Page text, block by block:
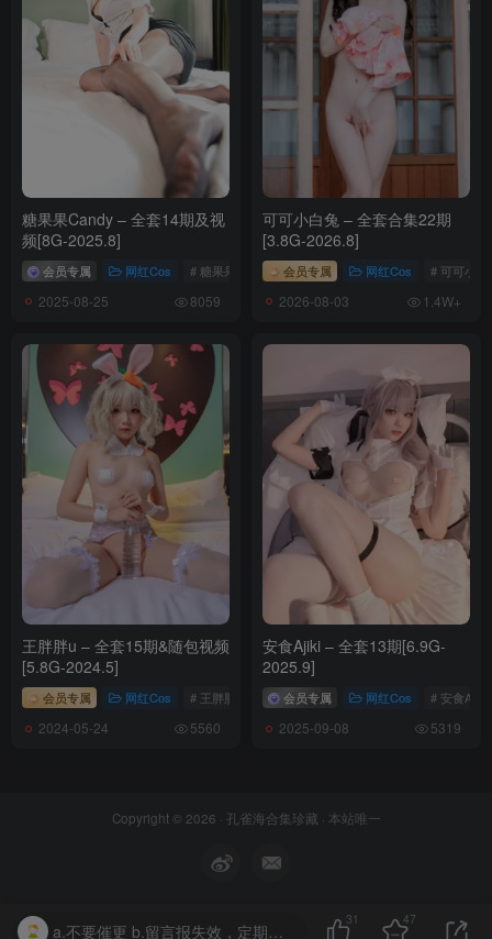
088.[KIMLEMON] SEYEON – VOD.11 [1V／479MB]
087.[KIMLEMON] SEYEON – Vol.02 [90P-477MB]
086.[KIMLEMON] SEYEON – Vol.06 [80P-513MB]
[7.12]
085.[KIMLEMON] QRI – Vol.3 [45P-374MB]
084.[KIMLEMON] SEYEON – VOD.10 [MP4-466MB]
[7.6]
084.[KIMLEMON] SEYEON – VOD.5 [MP4-181MB]
083.[KIMLEMON] RISA – VOD.02 [MP4-462MB]
082.[KIMLEMON] SEYEON – Vol.27 [66P-425MB]
[6.18]
081.[KIMLEMON] ICELIN – Vol.5 [78P-353MB]
079.[KIMLEMON] ROBIN – Vol.2[88P／500MB]
[5.8]
糖果果Candy – 全套14期及视
频[8G-2025.8]
会员专属 网红Cos # 糖果果Candy # 糖果果Candy合集
2025-08-25 8059
可可小白兔 – 全套合集22期
[3.8G-2026.8]
会员专属 网红Cos # 可可小白
2026-08-03 1.4W+
王胖胖u – 全套15期&随包视频
[5.8G-2024.5]
会员专属 网红Cos # 王胖胖u
2024-05-24 5560
安食Ajiki – 全套13期[6.9G-
2025.9]
会员专属 网红Cos # 安食Ajiki
2025-09-08 5319
Copyright © 2026 · 孔雀海合集珍藏 · 本站唯一
a.不要催更 b.留言报失效，定期补好后会删除留言。 c.留言管理员不定期会看，因留言太多所以不保证审核通过或回复。
31 47